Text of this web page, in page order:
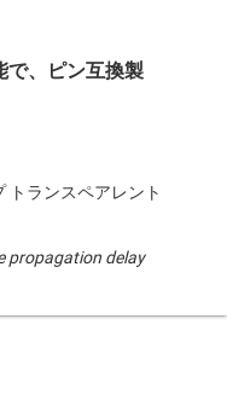
で、ピン互換製
トランスペアレント
propagation delay